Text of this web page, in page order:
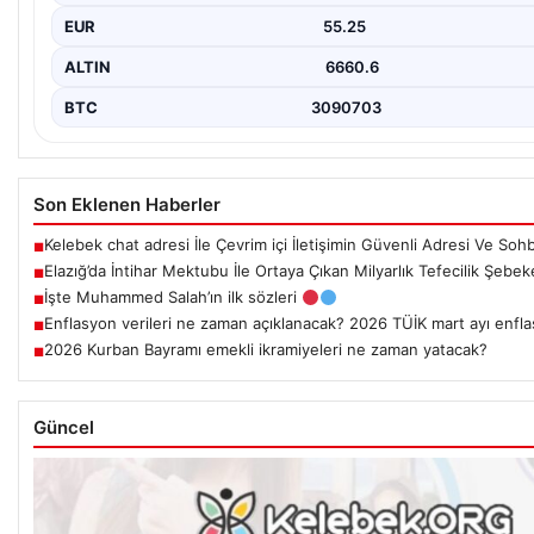
EUR 55.25
ALTIN 6660.6
BTC 3090703
Son Eklenen Haberler
■Kelebek chat adresi İle Çevrim içi İletişimin Güvenli Adresi Ve
■Elazığ’da İntihar Mektubu İle Ortaya Çıkan Milyarlık Tefecilik
■İşte Muhammed Salah’ın ilk sözleri
■Enflasyon verileri ne zaman açıklanacak? 2026 TÜİK mart ayı
■2026 Kurban Bayramı emekli ikramiyeleri ne zaman yatacak?
Güncel